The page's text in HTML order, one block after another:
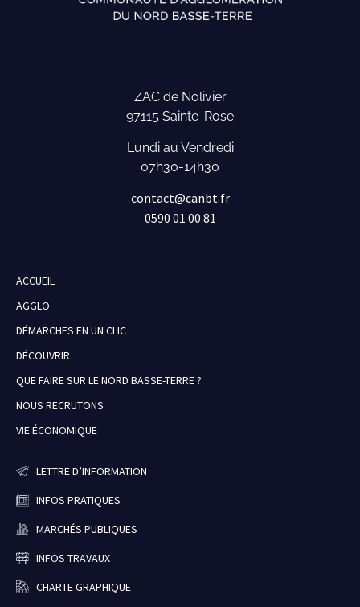
ZAC de Nolivier
97115 Sainte-Rose
Lundi au Vendredi
07h30-14h30
contact@canbt.fr
0590 01 00 81
ACCUEIL
AGGLO
DÉMARCHES EN UN CLIC
DÉCOUVRIR
QUE FAIRE SUR LE NORD BASSE-TERRE ?
NOUS RECRUTONS
VIE ÉCONOMIQUE
LETTRE D’INFORMATION
INFOS PRATIQUES
MARCHÉS PUBLIQUES
INFOS TRAVAUX
CHARTE GRAPHIQUE